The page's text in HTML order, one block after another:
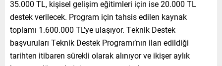
35.000 TL, kişisel gelişim eğitimleri için ise 20.000 TL
destek verilecek. Program için tahsis edilen kaynak
toplamı 1.600.000 TL’ye ulaşıyor. Teknik Destek
başvuruları Teknik Destek Programı’nın ilan edildiği
tarihten itibaren sürekli olarak alınıyor ve ikişer aylık